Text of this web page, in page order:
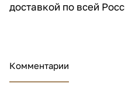
доставкой по всей
Комментарии